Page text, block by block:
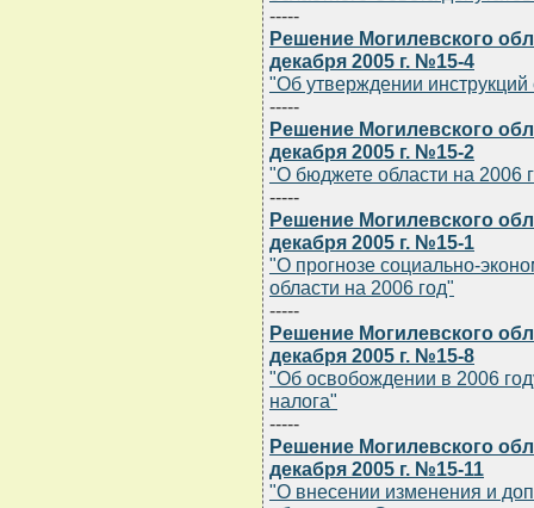
-----
Решение Могилевского
декабря 2005 г. №15-4
"Об утверждении
-----
Решение Могилевского
декабря 2005 г. №15-2
"О бюджете области на 2006
-----
Решение Могилевского
декабря 2005 г. №15-1
"О прогнозе социально-
области на 2006 год"
-----
Решение Могилевского
декабря 2005 г. №15-8
"Об освобождении в 2006
налога"
-----
Решение Могилевского
декабря 2005 г. №15-11
"О внесении изменения и